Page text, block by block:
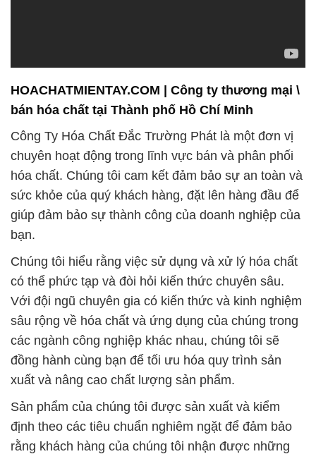
HOACHATMIENTAY.COM | Công ty thương mại \
bán hóa chất tại Thành phố Hồ Chí Minh
Công Ty Hóa Chất Đắc Trường Phát là một đơn vị
chuyên hoạt động trong lĩnh vực bán và phân phối
hóa chất. Chúng tôi cam kết đảm bảo sự an toàn và
sức khỏe của quý khách hàng, đặt lên hàng đầu để
giúp đảm bảo sự thành công của doanh nghiệp của
bạn.
Chúng tôi hiểu rằng việc sử dụng và xử lý hóa chất
có thể phức tạp và đòi hỏi kiến thức chuyên sâu.
Với đội ngũ chuyên gia có kiến thức và kinh nghiệm
sâu rộng về hóa chất và ứng dụng của chúng trong
các ngành công nghiệp khác nhau, chúng tôi sẽ
đồng hành cùng bạn để tối ưu hóa quy trình sản
xuất và nâng cao chất lượng sản phẩm.
Sản phẩm của chúng tôi được sản xuất và kiểm
định theo các tiêu chuẩn nghiêm ngặt để đảm bảo
rằng khách hàng của chúng tôi nhận được những